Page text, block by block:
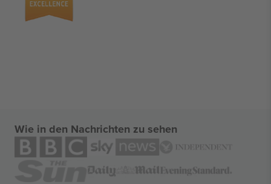
Wie in den Nachrichten zu sehen